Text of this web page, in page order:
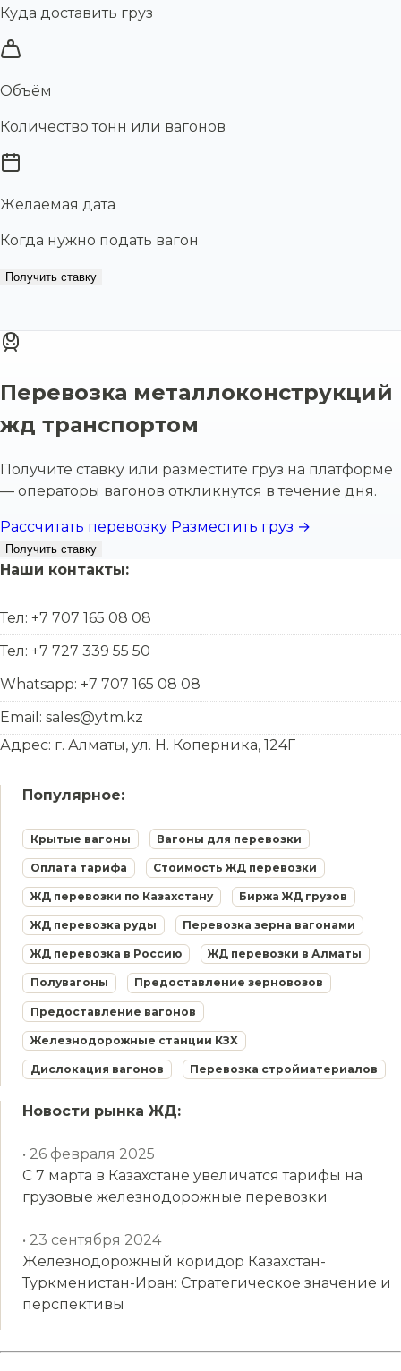
Куда доставить груз
Объём
Количество тонн или вагонов
Желаемая дата
Когда нужно подать вагон
Получить ставку
Перевозка металлоконструкций
жд транспортом
Получите ставку или разместите груз на платформе
— операторы вагонов откликнутся в течение дня.
Рассчитать перевозку Разместить груз →
Получить ставку
Наши контакты:
Тел: +7 707 165 08 08
Тел: +7 727 339 55 50
Whatsapp: +7 707 165 08 08
Email: sales@ytm.kz
Адрес: г. Алматы, ул. Н. Коперника, 124Г
Популярное:
Крытые вагоны Вагоны для перевозки
Оплата тарифа Стоимость ЖД перевозки
ЖД перевозки по Казахстану Биржа ЖД грузов
ЖД перевозка руды Перевозка зерна вагонами
ЖД перевозка в Россию ЖД перевозки в Алматы
Полувагоны Предоставление зерновозов
Предоставление вагонов
Железнодорожные станции КЗХ
Дислокация вагонов Перевозка стройматериалов
Новости рынка ЖД:
• 26 февраля 2025
С 7 марта в Казахстане увеличатся тарифы на
грузовые железнодорожные перевозки
• 23 сентября 2024
Железнодорожный коридор Казахстан-
Туркменистан-Иран: Стратегическое значение и
перспективы